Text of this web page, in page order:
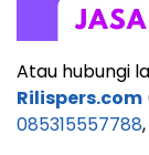
Atau hubungi
Rilispers.com
085315557788,